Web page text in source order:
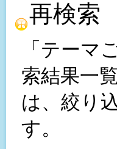
再検索
「テーマ
索結果一
は、絞り
す。